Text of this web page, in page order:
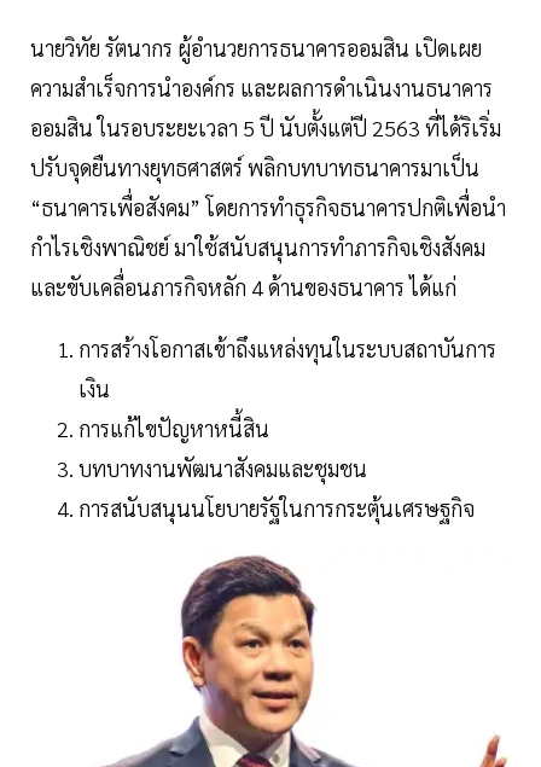
นายวิทัย รัตนากร ผู้อำนวยการธนาคารออมสิน เปิดเผย
ความสำเร็จการนำองค์กร และผลการดำเนินงานธนาคาร
ออมสิน ในรอบระยะเวลา 5 ปี นับตั้งแต่ปี 2563 ที่ได้ริเริ่ม
ปรับจุดยืนทางยุทธศาสตร์ พลิกบทบาทธนาคารมาเป็น
“ธนาคารเพื่อสังคม” โดยการทำธุรกิจธนาคารปกติเพื่อนำ
กำไรเชิงพาณิชย์ มาใช้สนับสนุนการทำภารกิจเชิงสังคม
และขับเคลื่อนภารกิจหลัก 4 ด้านของธนาคาร ได้แก่
การสร้างโอกาสเข้าถึงแหล่งทุนในระบบสถาบันการ
เงิน
การแก้ไขปัญหาหนี้สิน
บทบาทงานพัฒนาสังคมและชุมชน
การสนับสนุนนโยบายรัฐในการกระตุ้นเศรษฐกิจ